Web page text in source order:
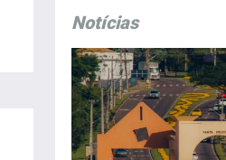
Notícias